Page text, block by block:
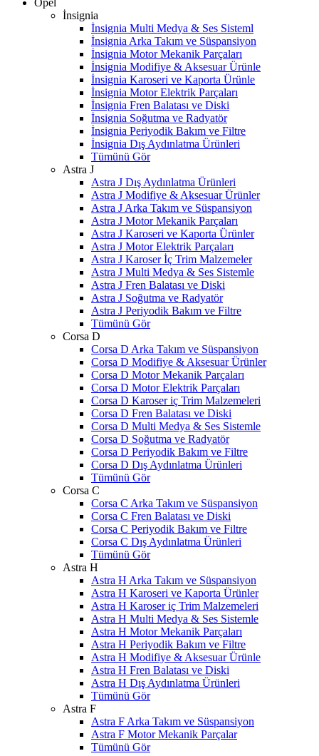
Opel
İnsignia
İnsignia Multi Medya & Ses Sisteml
İnsignia Arka Takım ve Süspansiyon
İnsignia Motor Mekanik Parçaları
İnsignia Modifiye & Aksesuar Ürünle
İnsignia Karoseri ve Kaporta Ürünle
İnsignia Motor Elektrik Parçaları
İnsignia Fren Balatası ve Diski
İnsignia Soğutma ve Radyatör
İnsignia Periyodik Bakım ve Filtre
İnsignia Dış Aydınlatma Ürünleri
Tümünü Gör
Astra J
Astra J Dış Aydınlatma Ürünleri
Astra J Modifiye & Aksesuar Ürünler
Astra J Arka Takım ve Süspansiyon
Astra J Motor Mekanik Parçaları
Astra J Karoseri ve Kaporta Ürünler
Astra J Motor Elektrik Parçaları
Astra J Karoser İç Trim Malzemeler
Astra J Multi Medya & Ses Sistemle
Astra J Fren Balatası ve Diski
Astra J Soğutma ve Radyatör
Astra J Periyodik Bakım ve Filtre
Tümünü Gör
Corsa D
Corsa D Arka Takım ve Süspansiyon
Corsa D Modifiye & Aksesuar Ürünler
Corsa D Motor Mekanik Parçaları
Corsa D Motor Elektrik Parçaları
Corsa D Karoser iç Trim Malzemeleri
Corsa D Fren Balatası ve Diski
Corsa D Multi Medya & Ses Sistemle
Corsa D Soğutma ve Radyatör
Corsa D Periyodik Bakım ve Filtre
Corsa D Dış Aydınlatma Ürünleri
Tümünü Gör
Corsa C
Corsa C Arka Takım ve Süspansiyon
Corsa C Fren Balatası ve Diski
Corsa C Periyodik Bakım ve Filtre
Corsa C Dış Aydınlatma Ürünleri
Tümünü Gör
Astra H
Astra H Arka Takım ve Süspansiyon
Astra H Karoseri ve Kaporta Ürünler
Astra H Karoser iç Trim Malzemeleri
Astra H Multi Medya & Ses Sistemle
Astra H Motor Mekanik Parçaları
Astra H Periyodik Bakım ve Filtre
Astra H Modifiye & Aksesuar Ürünle
Astra H Fren Balatası ve Diski
Astra H Dış Aydınlatma Ürünleri
Tümünü Gör
Astra F
Astra F Arka Takım ve Süspansiyon
Astra F Motor Mekanik Parçalar
Tümünü Gör